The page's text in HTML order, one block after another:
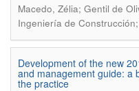
Macedo, Zélia; Gentil de
Ingeniería de
Development of the new
and management guide: a
the practice